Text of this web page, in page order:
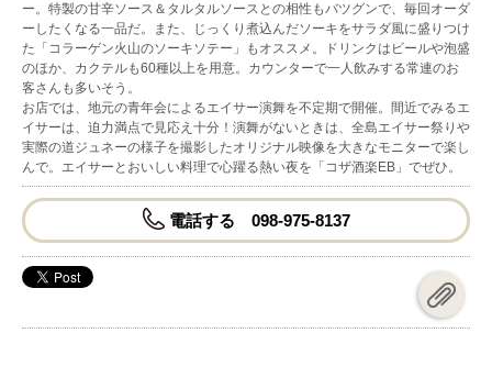
ー。特製の甘辛ソース＆タルタルソースとの相性もバツグンで、毎回オーダ
ーしたくなる一品だ。また、じっくり煮込んだソーキをサラダ風に盛りつけ
た「コラーゲン火山のソーキソテー」もオススメ。ドリンクはビールや泡盛
のほか、カクテルも60種以上を用意。カウンターで一人飲みする常連のお
客さんも多いそう。
お店では、地元の青年会によるエイサー演舞を不定期で開催。間近でみるエ
イサーは、迫力満点で見応え十分！演舞がないときは、全島エイサー祭りや
実際の道ジュネーの様子を撮影したオリジナル映像を大きなモニターで楽し
んで。エイサーとおいしい料理で心躍る熱い夜を「コザ酒楽EB」でぜひ。
電話する 098-975-8137